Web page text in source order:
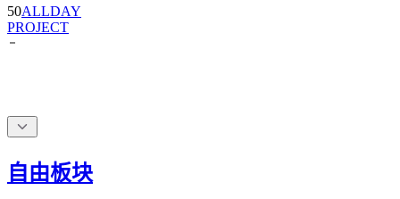
50ALLDAY
PROJECT
自由板块